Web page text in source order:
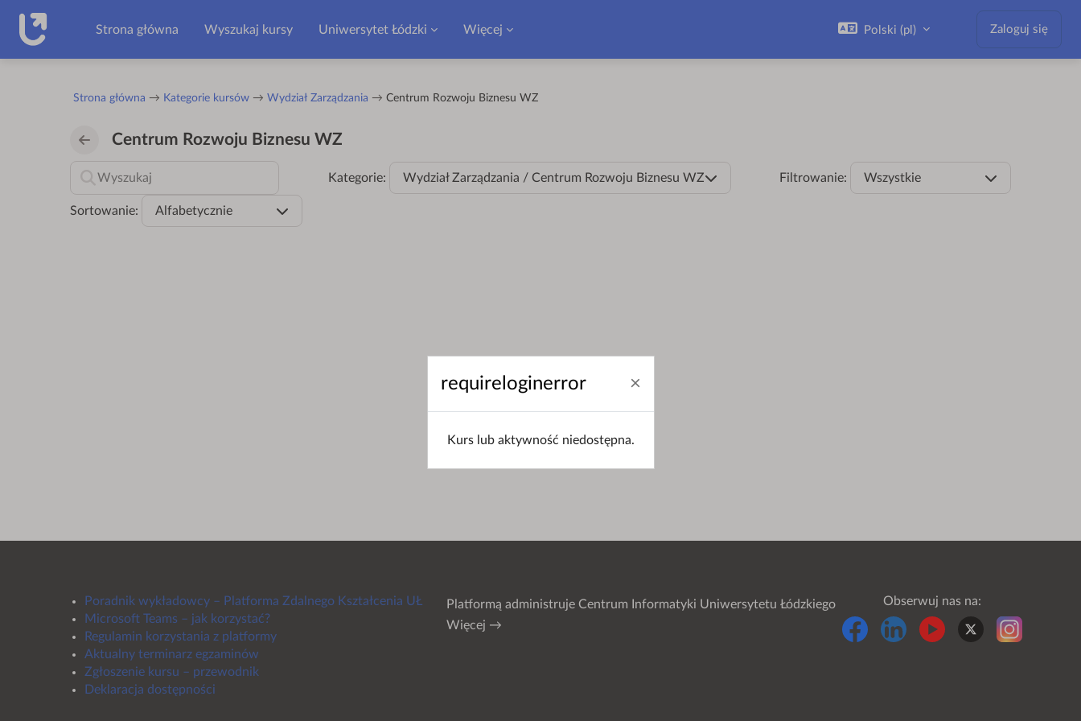
Strona główna
Wyszukaj kursy Uniwersytet Łódzki Więcej Polski ‎(pl)‎ Zaloguj się
Strona główna Kategorie kursów Wydział Zarządzania Centrum Rozwoju Biznesu WZ
Centrum Rozwoju Biznesu WZ
Kategorie: Wydział Zarządzania / Centrum Rozwoju Biznesu WZ Filtrowanie: Wszystkie
Sortowanie: Alfabetycznie
Poradnik wykładowcy – Platforma Zdalnego Kształcenia UŁ
Microsoft Teams – jak korzystać?
Regulamin korzystania z platformy
Aktualny terminarz egzaminów
Zgłoszenie kursu – przewodnik
Deklaracja dostępności
Platformą administruje Centrum Informatyki Uniwersytetu Łódzkiego
Więcej →
Obserwuj nas na:
requireloginerror
Kurs lub aktywność niedostępna.